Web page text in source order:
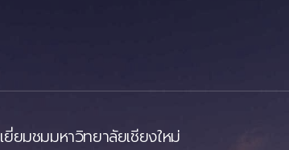
เยี่ยมชมมหาวิทยาลัยเชียงใหม่